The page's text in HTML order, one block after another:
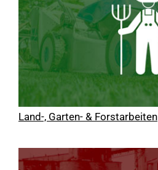
Land-, Garten- & Forstarbeiten